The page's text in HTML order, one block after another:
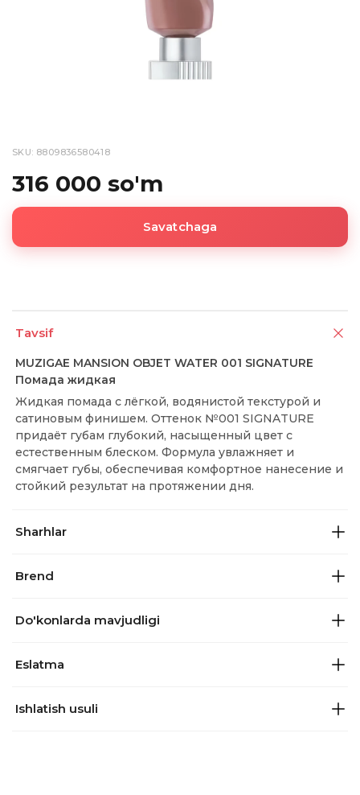
SKU: 8809836580418
316 000 so'm
Savatchaga
Tavsif
MUZIGAE MANSION OBJET WATER 001 SIGNATURE
Помада жидкая
Жидкая помада с лёгкой, водянистой текстурой и
сатиновым финишем. Оттенок №001 SIGNATURE
придаёт губам глубокий, насыщенный цвет с
естественным блеском. Формула увлажняет и
смягчает губы, обеспечивая комфортное нанесение и
стойкий результат на протяжении дня.
Sharhlar
Brend
Do'konlarda mavjudligi
Eslatma
Ishlatish usuli